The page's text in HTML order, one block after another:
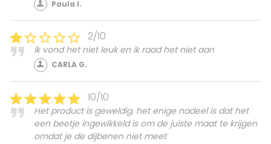
Paula I.
2/10
Ik vond het niet leuk en ik raad het niet aan
CARLA G.
10/10
Het product is geweldig, het enige nadeel is dat het
een beetje ingewikkeld is om de juiste maat te krijgen
omdat je de dijbenen niet meet